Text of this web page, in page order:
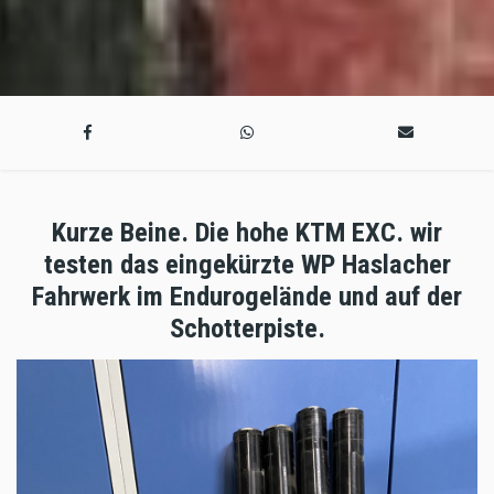
Kurze Beine. Die hohe KTM EXC. wir
testen das eingekürzte WP Haslacher
Fahrwerk im Endurogelände und auf der
Schotterpiste.